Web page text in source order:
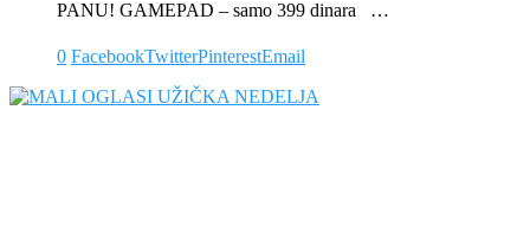
PANU! GAMEPAD – samo 399 dinara …
0 FacebookTwitterPinterestEmail